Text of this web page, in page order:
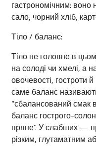
гастрономічним: воно
сало, чорний хліб,
Тіло / баланс:
Тіло не головне в
на солоді чи хмелі, а
овочевості, гостроти
саме баланс
“сбалансований смак
баланс гострого-
пряне”. У слабших —
різким, глутаматним